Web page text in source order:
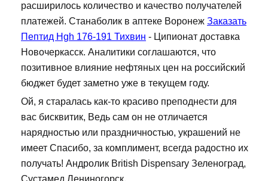
расширилось количество и качество получателей
платежей. Станаболик в аптеке Воронеж Заказать
Пептид Hgh 176-191 Тихвин - Ципионат доставка
Новочеркасск. Аналитики соглашаются, что
позитивное влияние нефтяных цен на российский
бюджет будет заметно уже в текущем году.
Ой, я старалась как-то красиво преподнести для
вас бисквитик, Ведь сам он не отличается
нарядностью или праздничностью, украшений не
имеет Спасибо, за комплимент, всегда радостно их
получать! Андролик British Dispensary Зеленоград,
Сустамед Лениногорск.